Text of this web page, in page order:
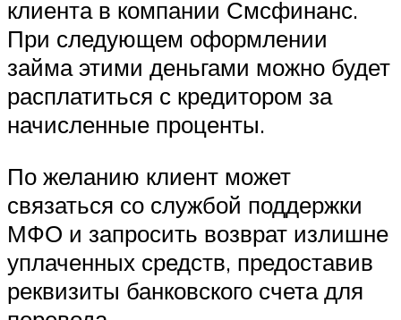
клиента в компании Смсфинанс.
При следующем оформлении
займа этими деньгами можно будет
расплатиться с кредитором за
начисленные проценты.
По желанию клиент может
связаться со службой поддержки
МФО и запросить возврат излишне
уплаченных средств, предоставив
реквизиты банковского счета для